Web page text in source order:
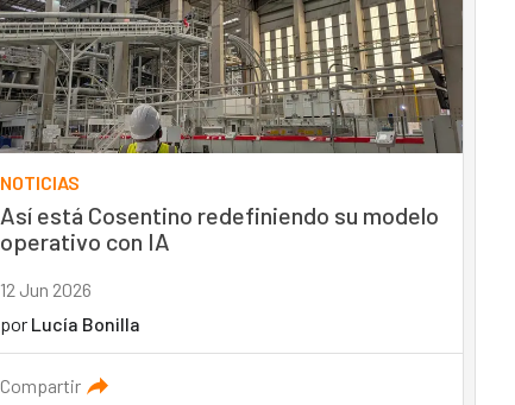
NOTICIAS
Así está Cosentino redefiniendo su modelo
operativo con IA
12 Jun 2026
por Lucía Bonilla
Compartir